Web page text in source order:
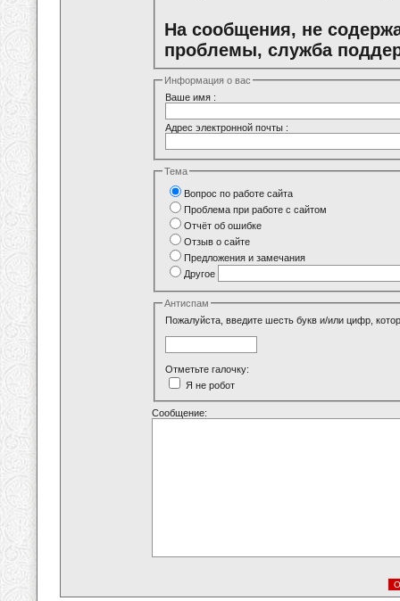
На сообщения, не
проблемы, служба
Информация о вас
Ваше имя :
Адрес электронной почты :
Тема
Вопрос по работе сайта
Проблема при работе с сайтом
Отчёт об ошибке
Отзыв о сайте
Предложения и замечания
Другое
Антиспам
Пожалуйста, введите шесть букв и/или цифр,
Отметьте галочку:
Я не робот
Сообщение: